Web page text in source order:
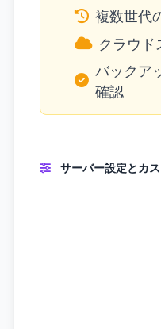
複数世代
クラウド
バックア
確認
サーバー設定とカ